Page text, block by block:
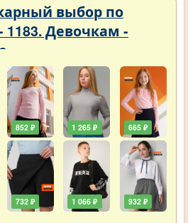
выбор по
Девочкам -
852 ₽
732 ₽
1 265 ₽
1 066 ₽
665 ₽
932 ₽